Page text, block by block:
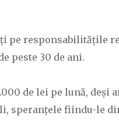
responsabilitățile
peste 30 de ani.
de lei pe lună, deși
speranțele fiindu-le